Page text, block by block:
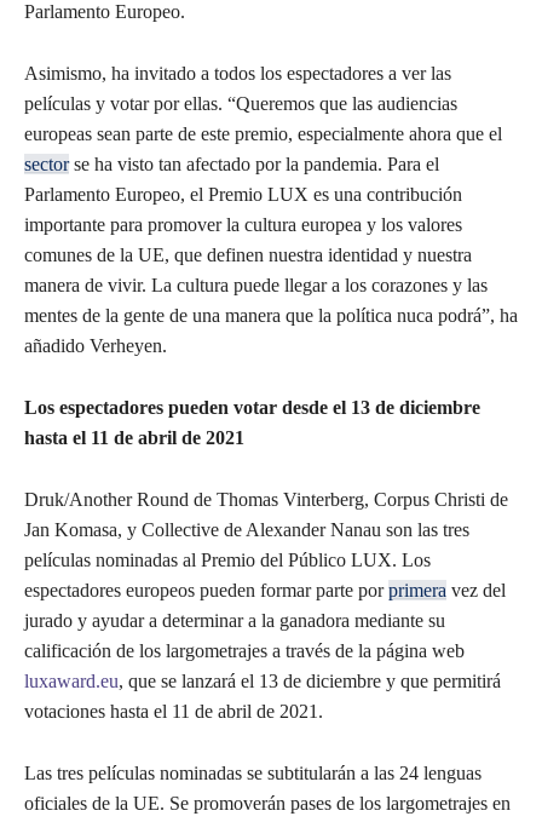
Parlamento Europeo.
Asimismo, ha invitado a todos los espectadores a ver las
películas y votar por ellas. “Queremos que las audiencias
europeas sean parte de este premio, especialmente ahora que el
sectorse ha visto tan afectado por la pandemia. Para el
Parlamento Europeo, el Premio LUX es una contribución
importante para promover la cultura europea y los valores
comunes de la UE, que definen nuestra identidad y nuestra
manera de vivir. La cultura puede llegar a los corazones y las
mentes de la gente de una manera que la política nuca podrá”, ha
añadido Verheyen.
Los espectadores pueden votar desde el 13 de diciembre
hasta el 11 de abril de 2021
Druk/Another Round de Thomas Vinterberg, Corpus Christi de
Jan Komasa, y Collective de Alexander Nanau son las tres
películas nominadas al Premio del Público LUX. Los
espectadores europeos pueden formar parte porprimera vez del
jurado y ayudar a determinar a la ganadora mediante su
calificación de los largometrajes a través de la página web
luxaward.eu, que se lanzará el 13 de diciembre y que permitirá
votaciones hasta el 11 de abril de 2021.
Las tres películas nominadas se subtitularán a las 24 lenguas
oficiales de la UE. Se promoverán pases de los largometrajes en